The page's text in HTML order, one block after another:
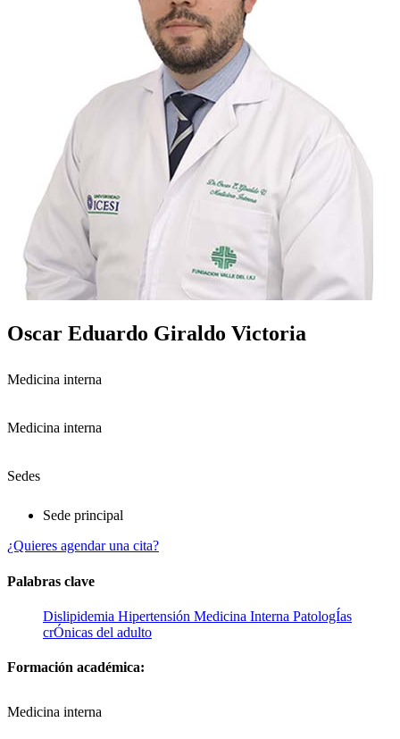
Oscar Eduardo Giraldo Victoria
Medicina interna
Medicina interna
Sedes
Sede principal
¿Quieres agendar una cita?
Palabras clave
Dislipidemia Hipertensión Medicina Interna PatologÍas
crÓnicas del adulto
Formación académica:
Medicina interna